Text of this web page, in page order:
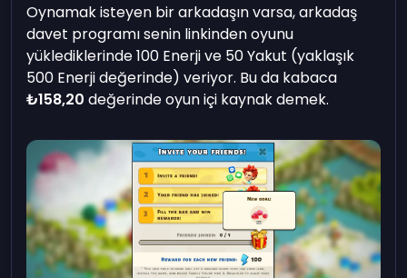
Oynamak isteyen bir arkadaşın varsa, arkadaş
davet programı senin linkinden oyunu
yüklediklerinde 100 Enerji ve 50 Yakut (yaklaşık
500 Enerji değerinde) veriyor. Bu da kabaca
₺158,20 değerinde oyun içi kaynak demek.